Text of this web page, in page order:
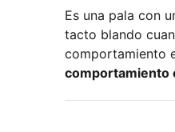
Es una pala con
tacto blando
comportamiento
comportamiento